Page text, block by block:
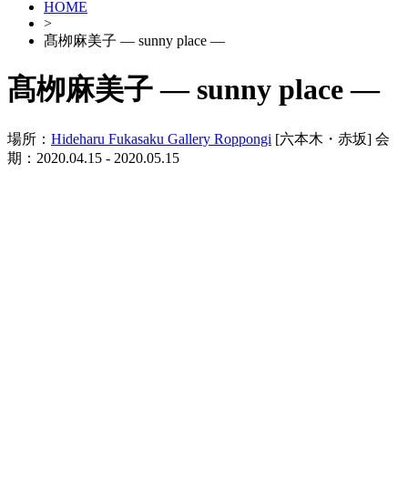
HOME
>
髙栁麻美子 ― sunny place ―
髙栁麻美子 ― sunny place ―
場所： Hideharu Fukasaku Gallery Roppongi [六本木・赤坂] 会
期：2020.04.15 - 2020.05.15